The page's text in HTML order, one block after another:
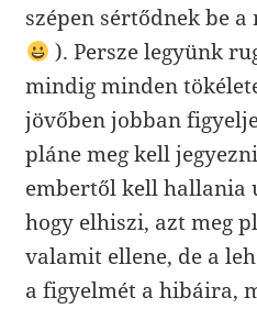
szépen sértődnek be
). Persze legyünk
mindig minden
jövőben jobban
pláne meg kell
embertől kell hallania
hogy elhiszi, azt meg
valamit ellene, de a
a figyelmét a hibáira,